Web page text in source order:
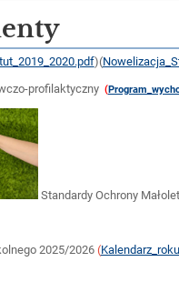
)(
profilaktyczny (
Standardy Ochrony
2025/2026(